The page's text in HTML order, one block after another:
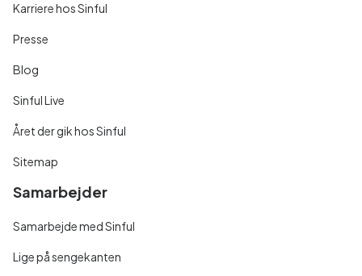
Karriere hos Sinful
Presse
Blog
Sinful Live
Året der gik hos Sinful
Sitemap
Samarbejder
Samarbejde med Sinful
Lige på sengekanten